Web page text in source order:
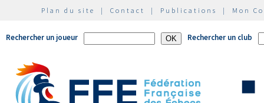
Plan du site | Contact | Publications | Mon
Rechercher un joueur Rechercher un club